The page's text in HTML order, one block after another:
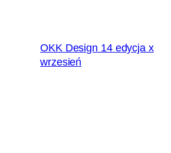
OKK Design 14 edycja x
wrzesień